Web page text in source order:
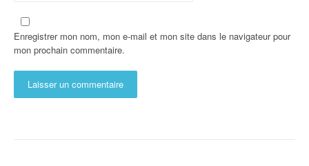
Enregistrer mon nom, mon e-mail et mon site dans le navigateur pour
mon prochain commentaire.